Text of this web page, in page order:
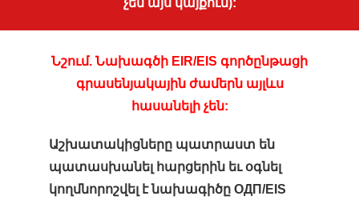
չեն այս կայքում):
Նշում. Նախագծի EIR/EIS գործընթացի
գրասենյակային ժամերն այլևս
հասանելի չեն:
Աշխատակիցները պատրաստ են
պատասխանել հարցերին եւ օգնել
կողմնորոշվել է նախագիծը ОДП/EIS